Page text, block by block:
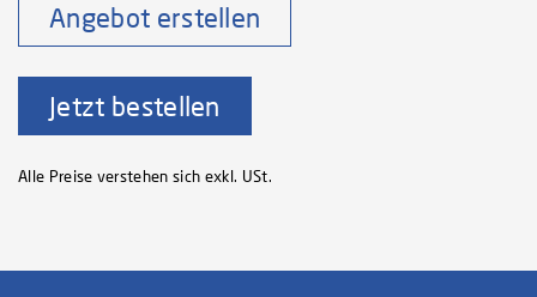
Angebot erstellen
Jetzt bestellen
Alle Preise verstehen sich exkl. USt.